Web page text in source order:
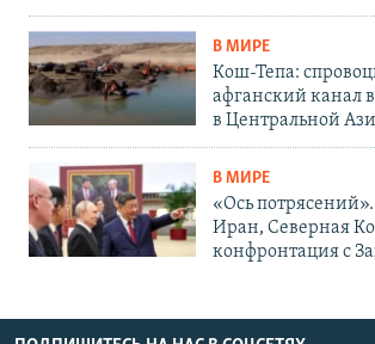
В МИРЕ
Кош-Тепа:
афганский канал
в Центральной
В МИРЕ
«Ось
Иран, Северная
конфронтация с